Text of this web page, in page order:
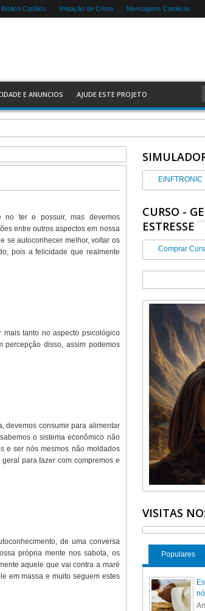
Católico Imitação de Cristo Mensagens Catolicas
E ANUNCIOS AJUDE ESTE PROJETO
no ter e possuir, mas devemos
entre outros aspectos em nossa
se autoconhecer melhor, voltar os
pois a felicidade que realmente
tanto no aspecto psicológico
disso, assim podemos
devemos consumir para alimentar
o sistema econômico não
e ser nós mesmos não moldados
para fazer com compremos e
de uma conversa
própria mente nos sabota, os
aquele que vai contra a maré
em massa e muito seguem estes
EINFTRONIC
CURSO -
ESTRESSE
Comprar
VISITAS
Populares